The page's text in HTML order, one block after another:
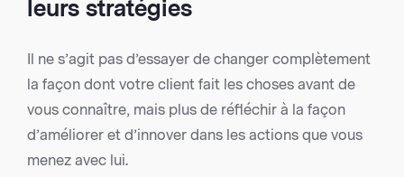
leurs stratégies
Il ne s’agit pas d’essayer de changer complètement
la façon dont votre client fait les choses avant de
vous connaître, mais plus de réfléchir à la façon
d’améliorer et d’innover dans les actions que vous
menez avec lui.